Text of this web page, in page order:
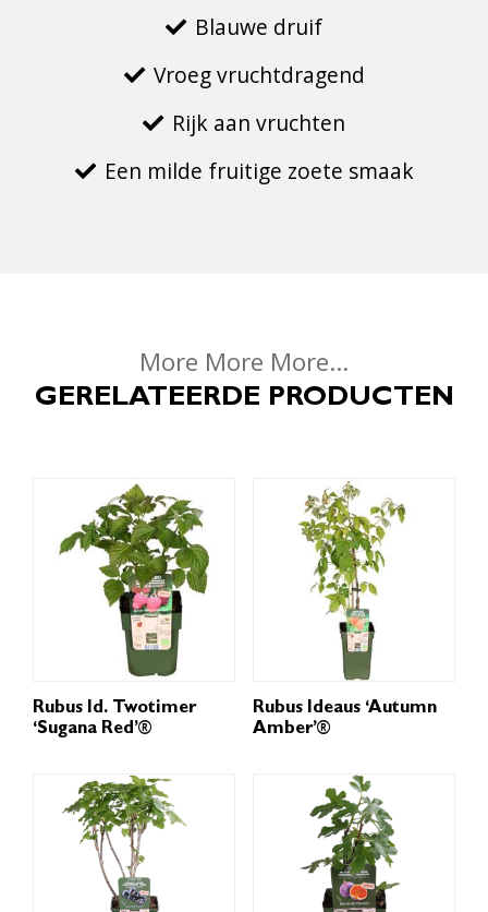
Blauwe druif
Vroeg vruchtdragend
Rijk aan vruchten
Een milde fruitige zoete smaak
More More More...
GERELATEERDE PRODUCTEN
Rubus Id. Twotimer
‘Sugana Red’®
Rubus Ideaus ‘Autumn
Amber’®